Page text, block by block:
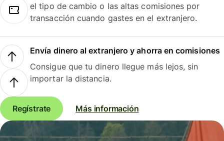
el tipo de cambio o las altas comisiones por
transacción cuando gastes en el extranjero.
Envía dinero al extranjero y ahorra en comisiones
Consigue que tu dinero llegue más lejos, sin
importar la distancia.
Regístrate Más información